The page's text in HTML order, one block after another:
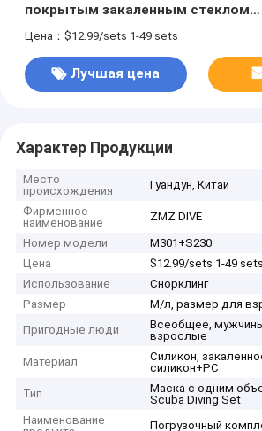
покрытым закаленным стеклом
Однообъективный линза в белой
Цена：$12.99/sets 1-49 sets
Лучшая цена
Характер Продукции
Место
происхождения
Гуандун, Китай
Фирменное
наименование
ZMZ DIVE
Номер модели
M301+S230
Цена
$12.99/sets 1-49 sets
Использование
Снорклинг
Размер
М/л, размер для
Пригодные люди
Всеобщее,
взрослые
Материал
Силикон,
силикон+PC
Тип
Маска с одним
Scuba Diving Set
Наименование
Погрузочный